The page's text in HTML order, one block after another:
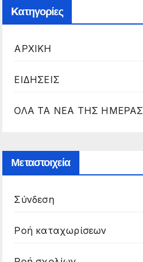
Kατηγορίες
ΑΡΧΙΚΗ
ΕΙΔΗΣΕΙΣ
ΟΛΑ ΤΑ ΝΕΑ ΤΗΣ ΗΜΕΡΑΣ
Μεταστοιχεία
Σύνδεση
Ροή καταχωρίσεων